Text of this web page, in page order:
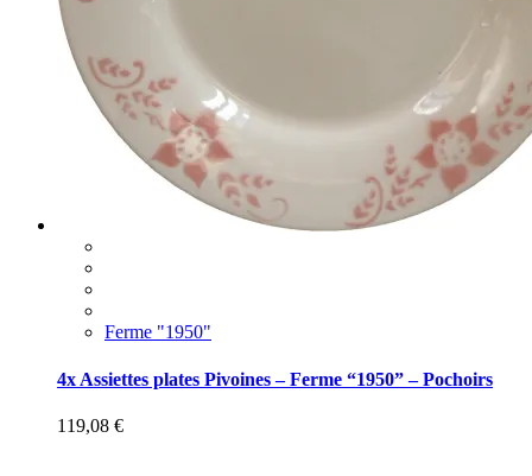
Ferme "1950"
4x Assiettes plates Pivoines – Ferme “1950” – Pochoirs
119,08 €